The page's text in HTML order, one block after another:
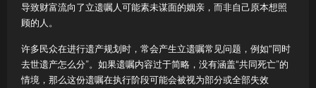
导致财富流向了立遗嘱人可能素未谋面的姻亲，而非自己原本想照
顾的人。
许多民众在进行遗产规划时，常会产生立遗嘱常见问题，例如“同时
去世遗产怎么分”。如果遗嘱内容过于简略，没有涵盖“共同死亡”的
情境，那么这份遗嘱在执行阶段可能会被视为部分或全部失效